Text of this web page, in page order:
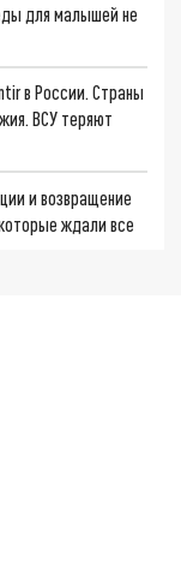
для малышей не
в России. Страны
ВСУ теряют
и возвращение
ждали все